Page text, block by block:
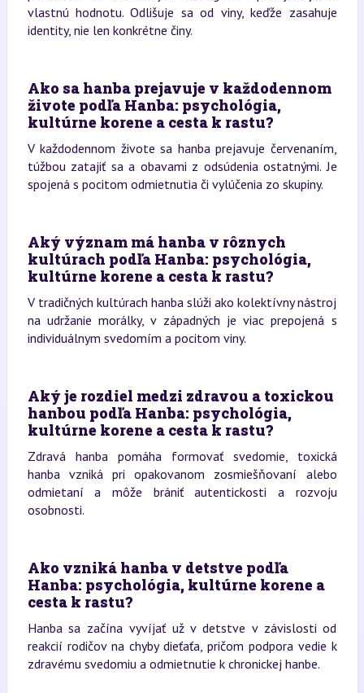
vlastnú hodnotu. Odlišuje sa od viny, keďže zasahuje
identity, nie len konkrétne činy.
Ako sa hanba prejavuje v každodennom
živote podľa Hanba: psychológia,
kultúrne korene a cesta k rastu?
V každodennom živote sa hanba prejavuje červenaním,
túžbou zatajiť sa a obavami z odsúdenia ostatnými. Je
spojená s pocitom odmietnutia či vylúčenia zo skupiny.
Aký význam má hanba v rôznych
kultúrach podľa Hanba: psychológia,
kultúrne korene a cesta k rastu?
V tradičných kultúrach hanba slúži ako kolektívny nástroj
na udržanie morálky, v západných je viac prepojená s
individuálnym svedomím a pocitom viny.
Aký je rozdiel medzi zdravou a toxickou
hanbou podľa Hanba: psychológia,
kultúrne korene a cesta k rastu?
Zdravá hanba pomáha formovať svedomie, toxická
hanba vzniká pri opakovanom zosmiešňovaní alebo
odmietaní a môže brániť autentickosti a rozvoju
osobnosti.
Ako vzniká hanba v detstve podľa
Hanba: psychológia, kultúrne korene a
cesta k rastu?
Hanba sa začína vyvíjať už v detstve v závislosti od
reakcií rodičov na chyby dieťaťa, pričom podpora vedie k
zdravému svedomiu a odmietnutie k chronickej hanbe.